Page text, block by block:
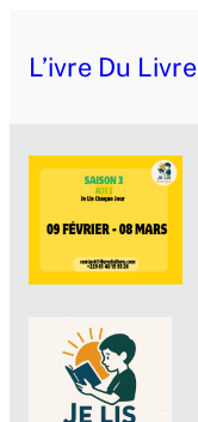
L’ivre Du Livre